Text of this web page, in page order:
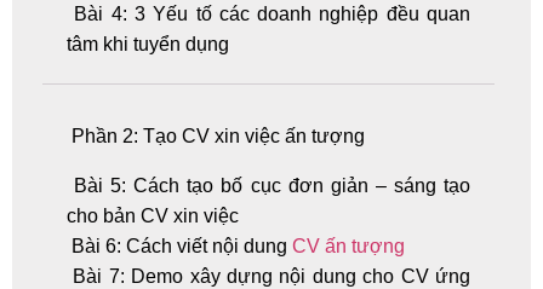
Bài 4: 3 Yếu tố các doanh nghiệp đều quan
tâm khi tuyển dụng
Phần 2: Tạo CV xin việc ấn tượng
Bài 5: Cách tạo bố cục đơn giản – sáng tạo
cho bản CV xin việc
Bài 6: Cách viết nội dung CV ấn tượng
Bài 7: Demo xây dựng nội dung cho CV ứng